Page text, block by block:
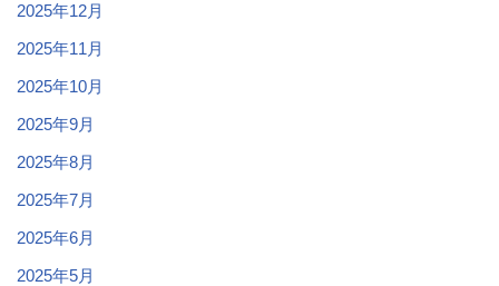
2025年12月
2025年11月
2025年10月
2025年9月
2025年8月
2025年7月
2025年6月
2025年5月